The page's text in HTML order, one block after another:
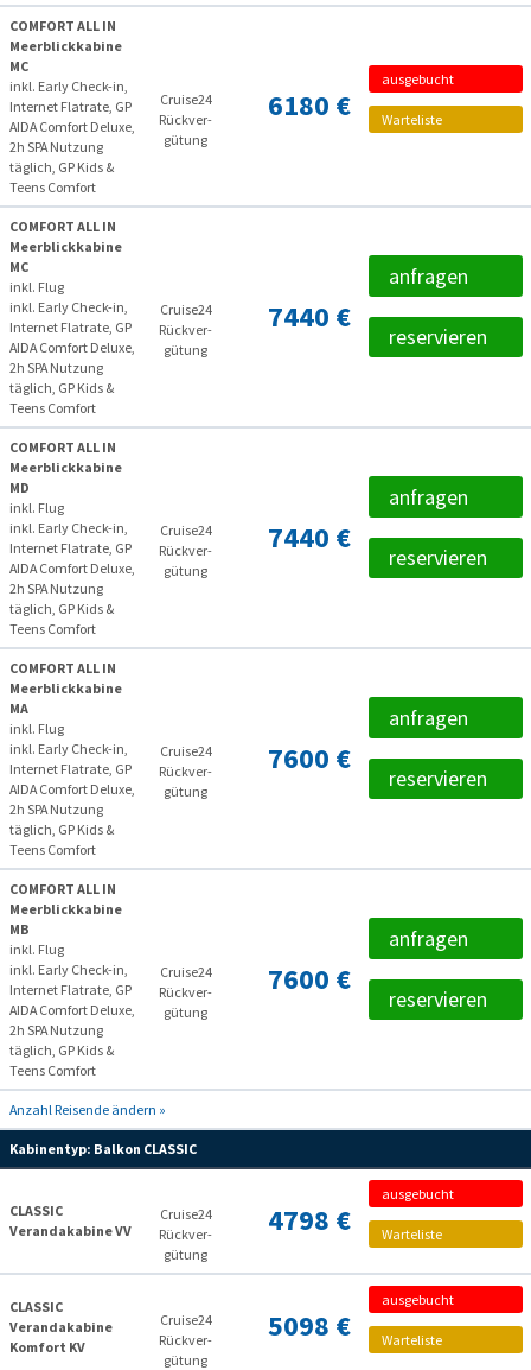
COMFORT ALL IN
Meerblickkabine
MC
inkl. Early Check-in,
Internet Flatrate, GP
AIDA Comfort Deluxe,
2h SPA Nutzung
täglich, GP Kids &
Teens Comfort
Cruise24
Rückver­
gütung
6180 €
ausgebucht
Warteliste
COMFORT ALL IN
Meerblickkabine
MC
inkl. Flug
inkl. Early Check-in,
Internet Flatrate, GP
AIDA Comfort Deluxe,
2h SPA Nutzung
täglich, GP Kids &
Teens Comfort
Cruise24
Rückver­
gütung
7440 €
anfragen
reservieren
COMFORT ALL IN
Meerblickkabine
MD
inkl. Flug
inkl. Early Check-in,
Internet Flatrate, GP
AIDA Comfort Deluxe,
2h SPA Nutzung
täglich, GP Kids &
Teens Comfort
Cruise24
Rückver­
gütung
7440 €
anfragen
reservieren
COMFORT ALL IN
Meerblickkabine
MA
inkl. Flug
inkl. Early Check-in,
Internet Flatrate, GP
AIDA Comfort Deluxe,
2h SPA Nutzung
täglich, GP Kids &
Teens Comfort
Cruise24
Rückver­
gütung
7600 €
anfragen
reservieren
COMFORT ALL IN
Meerblickkabine
MB
inkl. Flug
inkl. Early Check-in,
Internet Flatrate, GP
AIDA Comfort Deluxe,
2h SPA Nutzung
täglich, GP Kids &
Teens Comfort
Cruise24
Rückver­
gütung
7600 €
anfragen
reservieren
Anzahl Reisende ändern »
Kabinentyp: Balkon CLASSIC
CLASSIC
Verandakabine VV
Cruise24
Rückver­
gütung
4798 €
ausgebucht
Warteliste
CLASSIC
Verandakabine
Komfort KV
Cruise24
Rückver­
gütung
5098 €
ausgebucht
Warteliste